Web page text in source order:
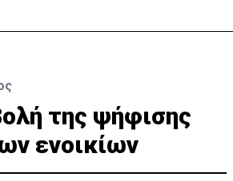
της ψήφισης
ενοικίων